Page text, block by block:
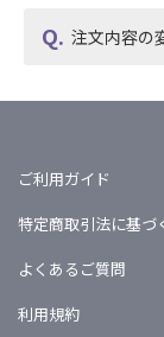
注文内容の
ご利用ガイド
特定商取引法に基づ
よくあるご質問
利用規約